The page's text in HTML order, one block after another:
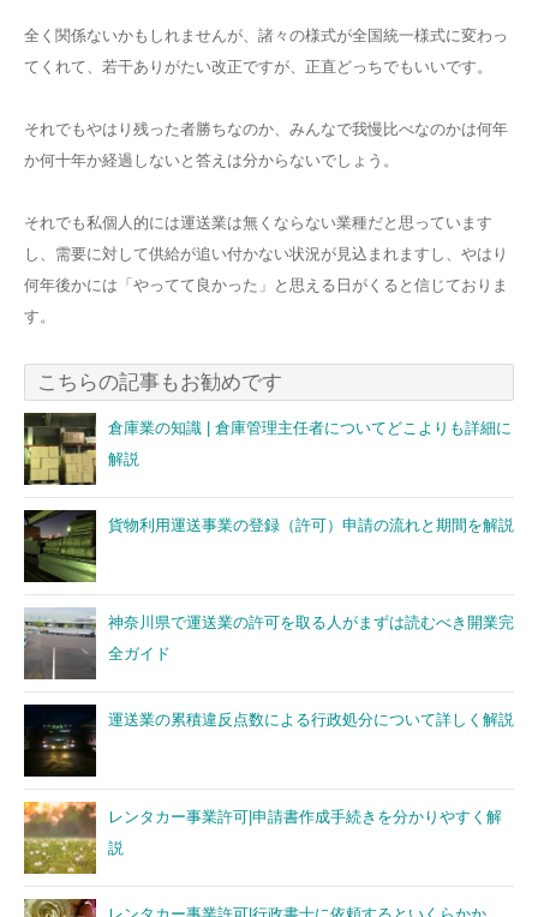
全く関係ないかもしれませんが、諸々の様式が全国統一様式に変わっ
てくれて、若干ありがたい改正ですが、正直どっちでもいいです。
それでもやはり残った者勝ちなのか、みんなで我慢比べなのかは何年
か何十年か経過しないと答えは分からないでしょう。
それでも私個人的には運送業は無くならない業種だと思っています
し、需要に対して供給が追い付かない状況が見込まれますし、やはり
何年後かには「やってて良かった」と思える日がくると信じておりま
す。
こちらの記事もお勧めです
倉庫業の知識 | 倉庫管理主任者についてどこよりも詳細に
解説
貨物利用運送事業の登録（許可）申請の流れと期間を解説
神奈川県で運送業の許可を取る人がまずは読むべき開業完
全ガイド
運送業の累積違反点数による行政処分について詳しく解説
レンタカー事業許可|申請書作成手続きを分かりやすく解
説